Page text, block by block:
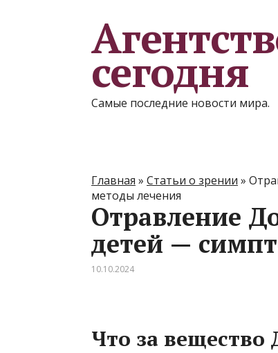
сегодня
Самые последние новости мира.
Главная » Статьи о зрении »
методы лечения
Отравление
детей —
10.10.2024
Что за вещество